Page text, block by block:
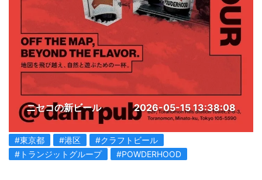
ニセコの新ビール 2026-05-15 13:38:08
#東京都 #港区
#クラフトビール
#トランジットグループ
#POWDERHOOD